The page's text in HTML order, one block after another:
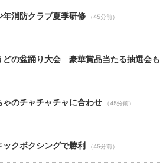
消防クラブ夏季研修 （45分前）
の盆踊り大会 豪華賞品当たる抽選会も
のチャチャチャに合わせ （45分前）
クボクシングで勝利 （45分前）